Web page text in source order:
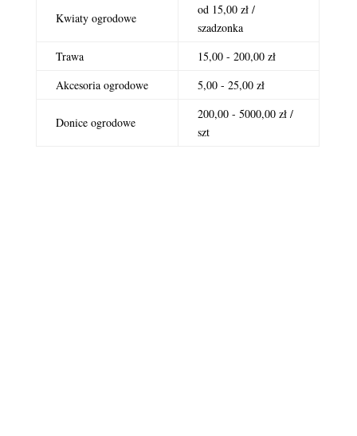
Kwiaty ogrodowe
od 15,00 zł /
szadzonka
Trawa
15,00 - 200,00 zł
Akcesoria ogrodowe
5,00 - 25,00 zł
Donice ogrodowe
200,00 - 5000,00 zł /
szt